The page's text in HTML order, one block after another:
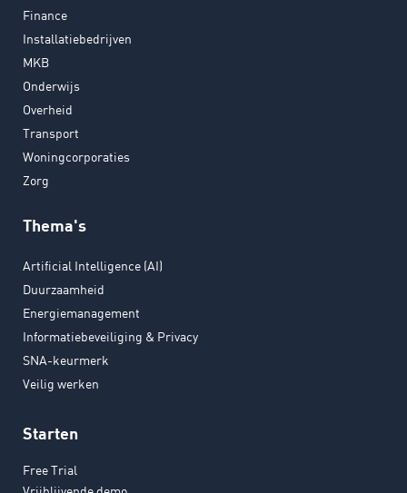
Finance
Installatiebedrijven
MKB
Onderwijs
Overheid
Transport
Woningcorporaties
Zorg
Thema's
Artificial Intelligence (AI)
Duurzaamheid
Energiemanagement
Informatiebeveiliging & Privacy
SNA-keurmerk
Veilig werken
Starten
Free Trial